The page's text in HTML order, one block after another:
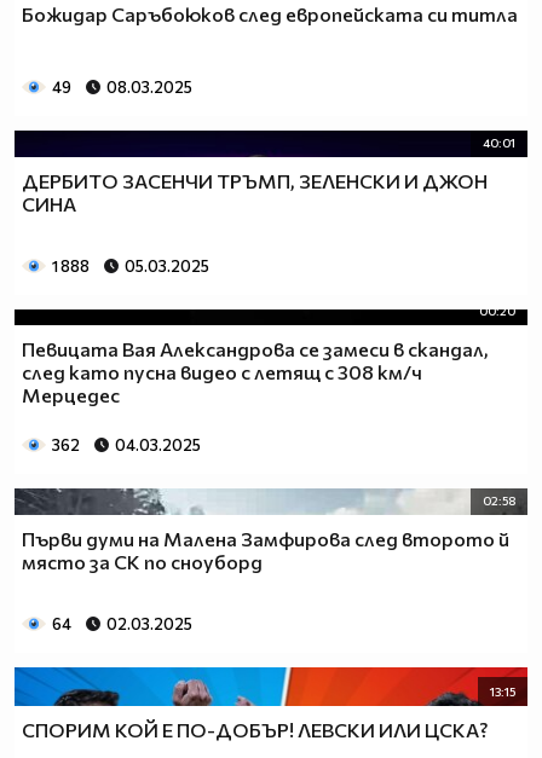
Божидар Саръбоюков след европейската си титла
49 08.03.2025
40:01
ДЕРБИТО ЗАСЕНЧИ ТРЪМП, ЗЕЛЕНСКИ И ДЖОН
СИНА
1 888 05.03.2025
00:20
Певицата Вая Александрова се замеси в скандал,
след като пусна видео с летящ с 308 км/ч
Мерцедес
362 04.03.2025
02:58
Първи думи на Малена Замфирова след второто й
място за СК по сноуборд
64 02.03.2025
13:15
СПОРИМ КОЙ Е ПО-ДОБЪР! ЛЕВСКИ ИЛИ ЦСКА?